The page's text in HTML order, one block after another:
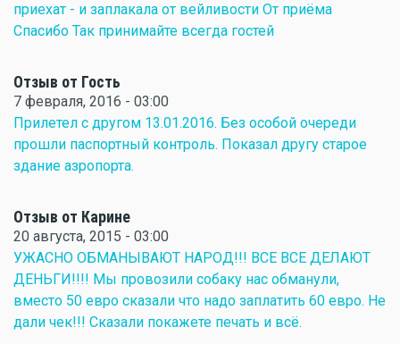
приехат - и заплакала от вейливости От приёма
Спасибо Так принимайте всегда гостей
Отзыв от Гость
7 февраля, 2016 - 03:00
Прилетел с другом 13.01.2016. Без особой очереди
прошли паспортный контроль. Показал другу старое
здание азропорта.
Отзыв от Карине
20 августа, 2015 - 03:00
УЖАСНО ОБМАНЫВАЮТ НАРОД!!! ВСЕ ВСЕ ДЕЛАЮТ
ДЕНЬГИ!!!! Мы провозили собаку нас обманули,
вместо 50 евро сказали что надо заплатить 60 евро. Не
дали чек!!! Сказали покажете печать и всё.